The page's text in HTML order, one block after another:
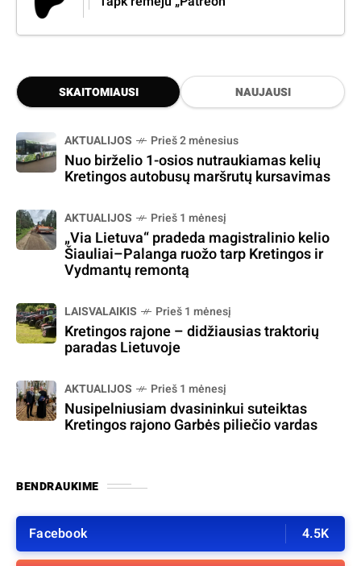
SKAITOMIAUSI NAUJAUSI
AKTUALIJOS Prieš 2 mėnesius
Nuo birželio 1-osios nutraukiamas kelių
Kretingos autobusų maršrutų kursavimas
AKTUALIJOS Prieš 1 mėnesį
„Via Lietuva“ pradeda magistralinio kelio
Šiauliai–Palanga ruožo tarp Kretingos ir
Vydmantų remontą
LAISVALAIKIS Prieš 1 mėnesį
Kretingos rajone – didžiausias traktorių
paradas Lietuvoje
AKTUALIJOS Prieš 1 mėnesį
Nusipelniusiam dvasininkui suteiktas
Kretingos rajono Garbės piliečio vardas
BENDRAUKIME
Facebook 4.5K